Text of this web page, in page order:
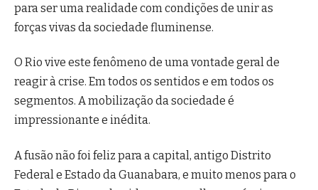
para ser uma realidade com condições de unir as
forças vivas da sociedade fluminense.
O Rio vive este fenômeno de uma vontade geral de
reagir à crise. Em todos os sentidos e em todos os
segmentos. A mobilização da sociedade é
impressionante e inédita.
A fusão não foi feliz para a capital, antigo Distrito
Federal e Estado da Guanabara, e muito menos para o